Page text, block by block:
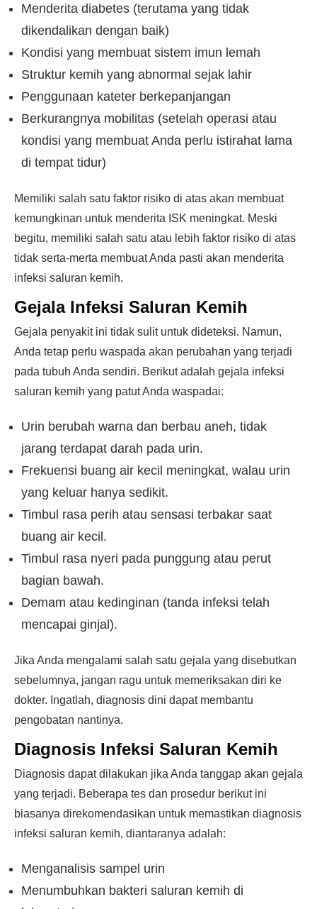
Menderita diabetes (terutama yang tidak
dikendalikan dengan baik)
Kondisi yang membuat sistem imun lemah
Struktur kemih yang abnormal sejak lahir
Penggunaan kateter berkepanjangan
Berkurangnya mobilitas (setelah operasi atau
kondisi yang membuat Anda perlu istirahat lama
di tempat tidur)
Memiliki salah satu faktor risiko di atas akan membuat
kemungkinan untuk menderita ISK meningkat. Meski
begitu, memiliki salah satu atau lebih faktor risiko di atas
tidak serta-merta membuat Anda pasti akan menderita
infeksi saluran kemih.
Gejala Infeksi Saluran Kemih
Gejala penyakit ini tidak sulit untuk dideteksi. Namun,
Anda tetap perlu waspada akan perubahan yang terjadi
pada tubuh Anda sendiri. Berikut adalah gejala infeksi
saluran kemih yang patut Anda waspadai:
Urin berubah warna dan berbau aneh, tidak
jarang terdapat darah pada urin.
Frekuensi buang air kecil meningkat, walau urin
yang keluar hanya sedikit.
Timbul rasa perih atau sensasi terbakar saat
buang air kecil.
Timbul rasa nyeri pada punggung atau perut
bagian bawah.
Demam atau kedinginan (tanda infeksi telah
mencapai ginjal).
Jika Anda mengalami salah satu gejala yang disebutkan
sebelumnya, jangan ragu untuk memeriksakan diri ke
dokter. Ingatlah, diagnosis dini dapat membantu
pengobatan nantinya.
Diagnosis Infeksi Saluran Kemih
Diagnosis dapat dilakukan jika Anda tanggap akan gejala
yang terjadi. Beberapa tes dan prosedur berikut ini
biasanya direkomendasikan untuk memastikan diagnosis
infeksi saluran kemih, diantaranya adalah:
Menganalisis sampel urin
Menumbuhkan bakteri saluran kemih di